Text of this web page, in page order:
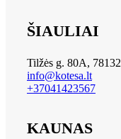
ŠIAULIAI
Tilžės g. 80A, 78132
info@kotesa.lt
+37041423567
KAUNAS